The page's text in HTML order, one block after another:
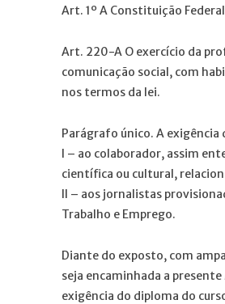
Art. 1º A Constituição
Art. 220-A O exercício da
comunicação social, com
nos termos da lei.
Parágrafo único. A
I – ao colaborador, assim
científica ou cultural,
II – aos jornalistas
Trabalho e Emprego.
Diante do exposto, com
seja encaminhada a presente
exigência do diploma do